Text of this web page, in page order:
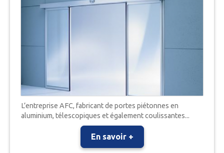
L’entreprise AFC, fabricant de portes piétonnes en
aluminium, télescopiques et également coulissantes...
En savoir +